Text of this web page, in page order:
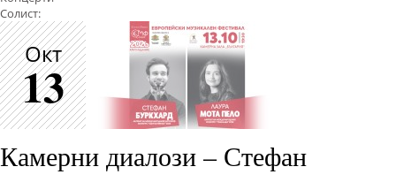
Солист:
Окт
13
Камерни диалози – Стефан